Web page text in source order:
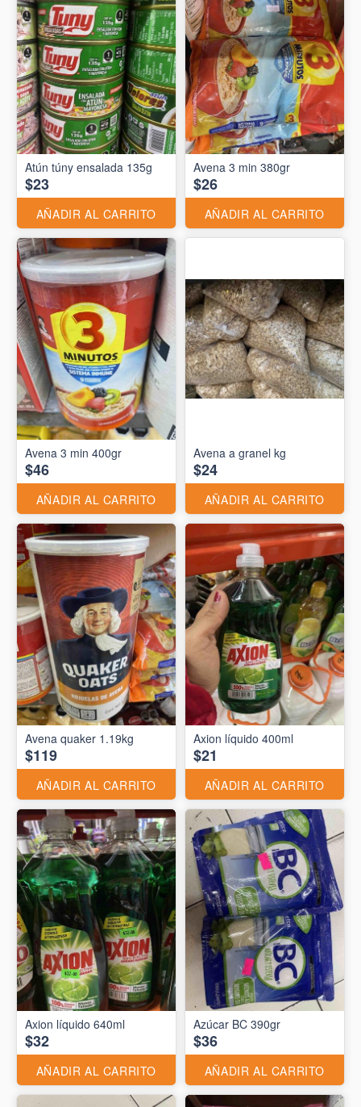
Atún túny ensalada 135g
$23
AÑADIR AL CARRITO
Avena 3 min 380gr
$26
AÑADIR AL CARRITO
Avena 3 min 400gr
$46
AÑADIR AL CARRITO
Avena a granel kg
$24
AÑADIR AL CARRITO
Avena quaker 1.19kg
$119
AÑADIR AL CARRITO
Axion líquido 400ml
$21
AÑADIR AL CARRITO
Axion líquido 640ml
$32
AÑADIR AL CARRITO
Azúcar BC 390gr
$36
AÑADIR AL CARRITO